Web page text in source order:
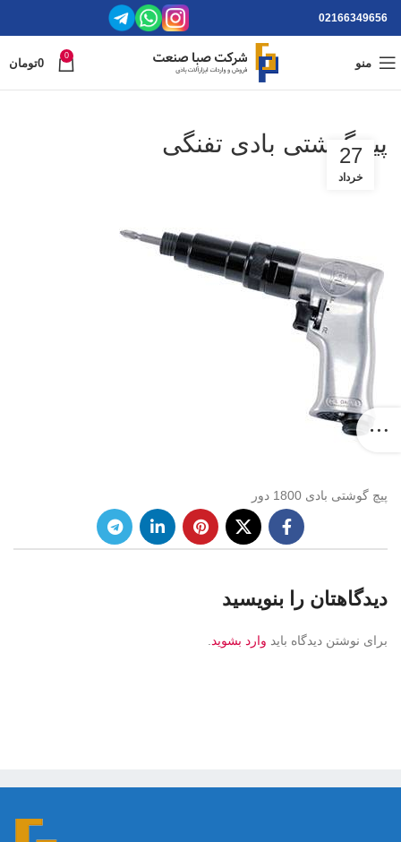
02166349656
منو
0
0تومان
پیچگوشتی بادی تفنگی
27
خرداد
پیچ گوشتی بادی 1800 دور
دیدگاهتان را بنویسید
برای نوشتن دیدگاه باید وارد بشوید